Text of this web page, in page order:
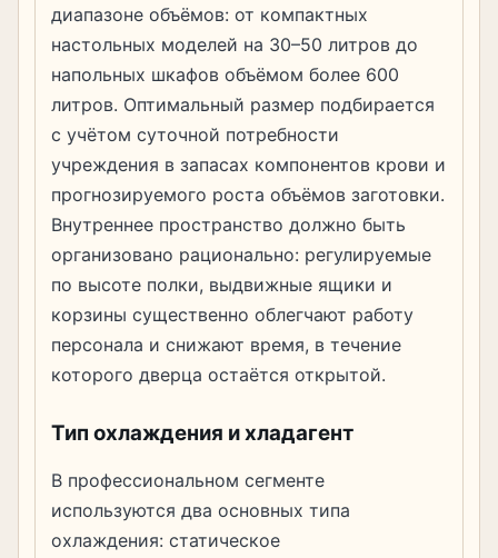
диапазоне объёмов: от компактных
настольных моделей на 30–50 литров до
напольных шкафов объёмом более 600
литров. Оптимальный размер подбирается
с учётом суточной потребности
учреждения в запасах компонентов крови и
прогнозируемого роста объёмов заготовки.
Внутреннее пространство должно быть
организовано рационально: регулируемые
по высоте полки, выдвижные ящики и
корзины существенно облегчают работу
персонала и снижают время, в течение
которого дверца остаётся открытой.
Тип охлаждения и хладагент
В профессиональном сегменте
используются два основных типа
охлаждения: статическое